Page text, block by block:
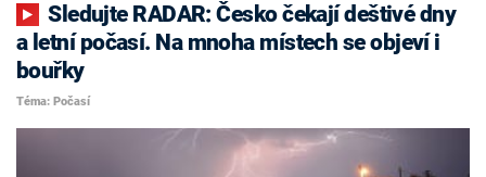
Sledujte RADAR: Česko čekají deštivé dny
a letní počasí. Na mnoha místech se objeví i
bouřky
Téma: Počasí